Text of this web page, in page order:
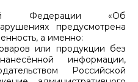
Федерации «Об
предусмотрена
а именно:
продукции без
информации,
Российской